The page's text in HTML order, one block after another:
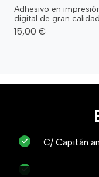
Adhesivo en
digital de gran
15,00 €
C/ Capitán